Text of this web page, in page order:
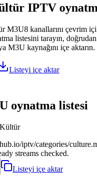
IPTV
M3U8 kanallarını çevrim
listesini tarayın,
M3U kaynağını içe aktarın.
Listeyi içe aktar
oynatma listesi
iptv/categories/
streams checked.
Listeyi içe aktar